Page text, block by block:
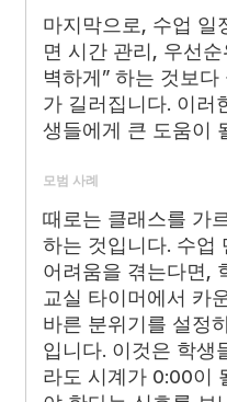
마지막으로, 수업 일
면 시간 관리, 우선
벽하게” 하는 것보
가 길러집니다. 이러
생들에게 큰 도움이
모범 사례
때로는 클래스를 가
하는 것입니다. 수업
어려움을 겪는다면,
교실 타이머에서 카
바른 분위기를 설정
입니다. 이것은 학생
라도 시계가 0:00이